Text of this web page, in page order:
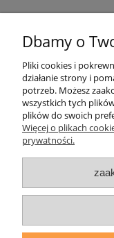
Dbamy o
Pliki cookies i
działanie strony i
potrzeb. Możesz
wszystkich tych
plików do swoich
Więcej o plikach
prywatności.